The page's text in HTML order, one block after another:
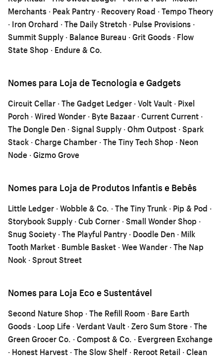
Merchants · Peak Pantry · Recovery Road · Tempo Theory
· Iron Orchard · The Daily Stretch · Pulse Provisions ·
Summit Supply · Balance Bureau · Grit Goods · Flow
State Shop · Endure & Co.
Nomes para Loja de Tecnologia e Gadgets
Circuit Cellar · The Gadget Ledger · Volt Vault · Pixel
Porch · Wired Wonder · Byte Bazaar · Current Current ·
The Dongle Den · Signal Supply · Ohm Outpost · Spark
Stack · Charge Chamber · The Tiny Tech Shop · Neon
Node · Gizmo Grove
Nomes para Loja de Produtos Infantis e Bebês
Little Ledger · Wobble & Co. · The Tiny Trunk · Pip & Pod ·
Storybook Supply · Cub Corner · Small Wonder Shop ·
Snug Society · The Playful Pantry · Doodle Den · Milk
Tooth Market · Bumble Basket · Wee Wander · The Nap
Nook · Sprout Street
Nomes para Loja Eco e Sustentável
Second Nature Shop · The Refill Room · Bare Earth
Goods · Loop Life · Verdant Vault · Zero Sum Store · The
Green Grocer Co. · Compost & Co. · Evergreen Exchange
· Honest Harvest · The Slow Shelf · Reroot Retail · Clean